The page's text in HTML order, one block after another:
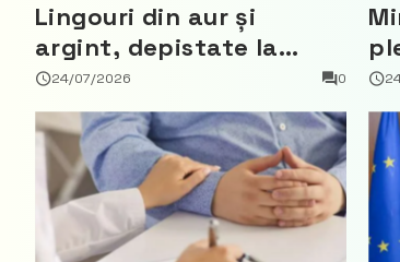
Lingouri din aur și
argint, depistate la
vama Aeroport
24/07/2026 0